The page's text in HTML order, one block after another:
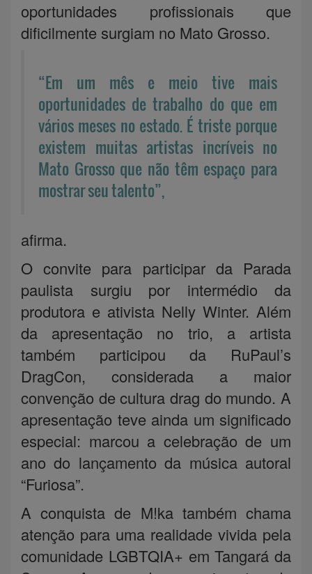
oportunidades profissionais que
dificilmente surgiam no Mato Grosso.
“Em um mês e meio tive mais
oportunidades de trabalho do que em
vários meses no estado. É triste porque
existem muitas artistas incríveis no
Mato Grosso que não têm espaço para
mostrar seu talento”,
afirma.
O convite para participar da Parada
paulista surgiu por intermédio da
produtora e ativista Nelly Winter. Além
da apresentação no trio, a artista
também participou da RuPaul’s
DragCon, considerada a maior
convenção de cultura drag do mundo. A
apresentação teve ainda um significado
especial: marcou a celebração de um
ano do lançamento da música autoral
“Furiosa”.
A conquista de M!ka também chama
atenção para uma realidade vivida pela
comunidade LGBTQIA+ em Tangará da